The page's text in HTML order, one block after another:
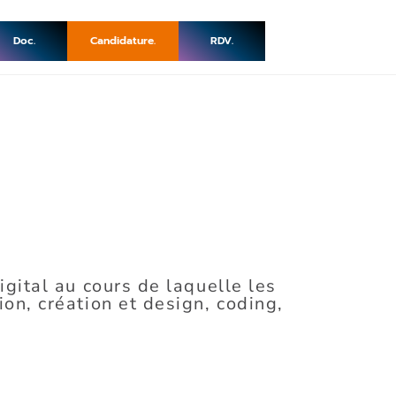
Doc. Candidature. RDV.
au cours de laquelle les
création et design, coding,